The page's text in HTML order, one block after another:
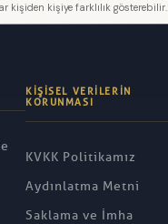
kişiden kişiye farklılık gösterebilir.
KIŞISEL VERILERIN
KORUNMASI
KVKK Politikamız
Aydınlatma Metni
Saklama ve İmha